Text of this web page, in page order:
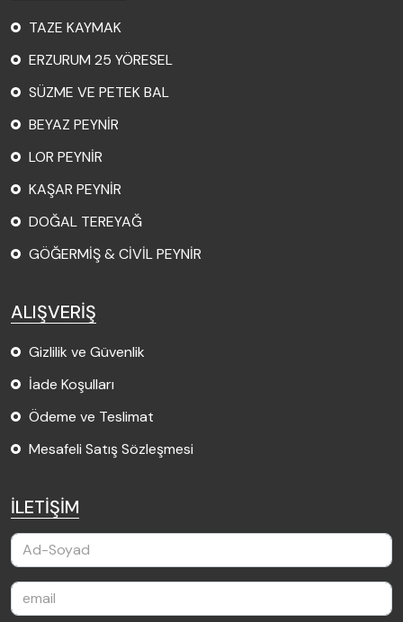
TAZE KAYMAK
ERZURUM 25 YÖRESEL
SÜZME VE PETEK BAL
BEYAZ PEYNİR
LOR PEYNİR
KAŞAR PEYNİR
DOĞAL TEREYAĞ
GÖĞERMİŞ & CİVİL PEYNİR
ALIŞVERİŞ
Gizlilik ve Güvenlik
İade Koşulları
Ödeme ve Teslimat
Mesafeli Satış Sözleşmesi
İLETİŞİM